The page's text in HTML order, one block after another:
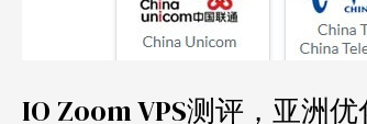
IO Zoom VPS测评，亚洲